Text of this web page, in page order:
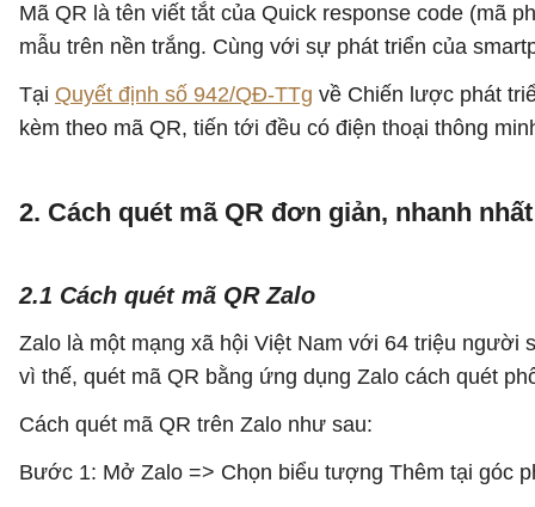
Mã QR là tên viết tắt của Quick response code (mã
mẫu trên nền trắng. Cùng với sự phát triển của
Tại Quyết định số 942/QĐ-TTg về Chiến lược phát
kèm theo mã QR, tiến tới đều có điện thoại thông
2. Cách quét mã QR đơn giản, nhanh nhất
2.1 Cách quét mã QR Zalo
Zalo là một mạng xã hội Việt Nam với 64 triệu
vì thế, quét mã QR bằng ứng dụng Zalo cách quét
Cách quét mã QR trên Zalo như sau:
Bước 1: Mở Zalo => Chọn biểu tượng Thêm tại góc